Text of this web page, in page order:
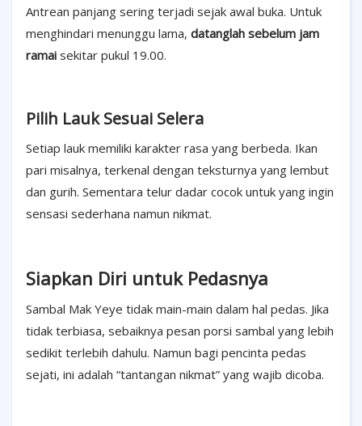
Antrean panjang sering terjadi sejak awal buka. Untuk
menghindari menunggu lama, datanglah sebelum jam
ramai sekitar pukul 19.00.
Pilih Lauk Sesuai Selera
Setiap lauk memiliki karakter rasa yang berbeda. Ikan
pari misalnya, terkenal dengan teksturnya yang lembut
dan gurih. Sementara telur dadar cocok untuk yang ingin
sensasi sederhana namun nikmat.
Siapkan Diri untuk Pedasnya
Sambal Mak Yeye tidak main-main dalam hal pedas. Jika
tidak terbiasa, sebaiknya pesan porsi sambal yang lebih
sedikit terlebih dahulu. Namun bagi pencinta pedas
sejati, ini adalah “tantangan nikmat” yang wajib dicoba.